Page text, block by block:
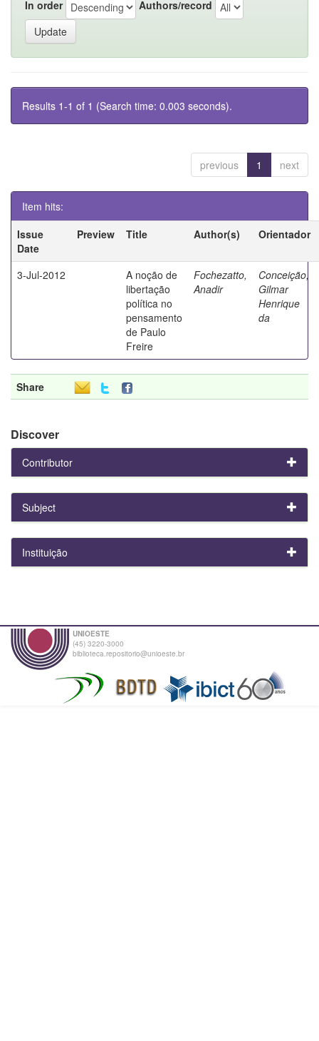
In order Authors/record
Results 1-1 of 1 (Search time: 0.003 seconds).
previous 1 next
Item hits:
Issue
Date
Preview Title Author(s) Orientador
3-Jul-2012
A noção de
libertação
política no
pensamento
de Paulo
Freire
Fochezatto,
Anadir
Conceição,
Gilmar
Henrique
da
Share
Discover
Contributor
Subject
Instituição
UNIOESTE
(45) 3220-3000
biblioteca.repositorio@unioeste.br